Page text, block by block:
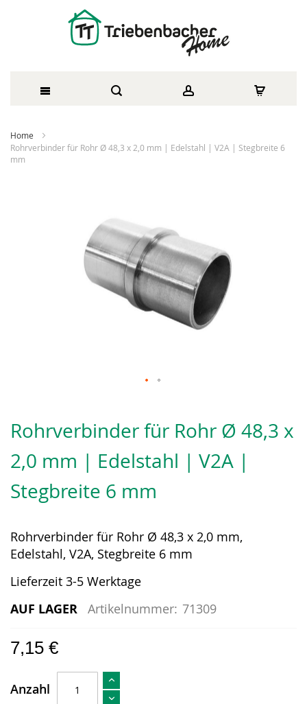
zum
Home
Rohrverbinder für Rohr Ø 48,3 x 2,0 mm | Edelstahl | V2A | Stegbreite 6
mm
der
Bildergalerie
springen
Rohrverbinder für Rohr Ø 48,3 x
2,0 mm | Edelstahl | V2A |
Stegbreite 6 mm
Rohrverbinder für Rohr Ø 48,3 x 2,0 mm,
Edelstahl, V2A, Stegbreite 6 mm
Lieferzeit 3-5 Werktage
AUF LAGER Artikelnummer: 71309
7,15 €
Anzahl